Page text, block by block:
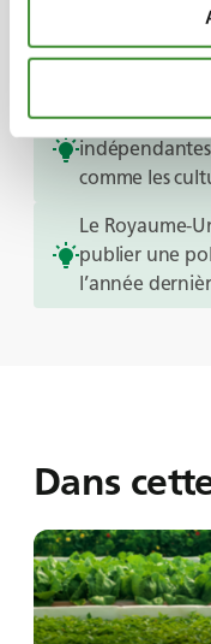
collaborant
pour de
Depuis 40 ans,
comme les
Le Royaume-
publier une
l’année
Dans